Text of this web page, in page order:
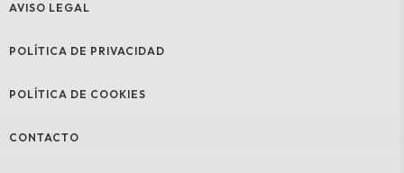
AVISO LEGAL
POLÍTICA DE PRIVACIDAD
POLÍTICA DE COOKIES
CONTACTO